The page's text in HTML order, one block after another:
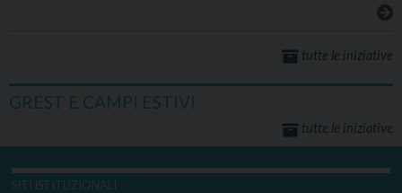
tutte le iniziative
GREST E CAMPI ESTIVI
tutte le iniziative
SITI ISTITUZIONALI